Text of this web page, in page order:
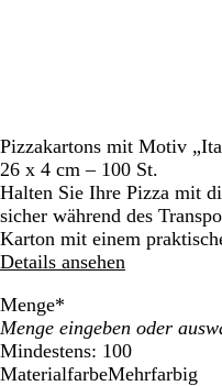
Pizzakartons mit Motiv
26 x 4 cm – 100 St.
Halten Sie Ihre Pizza mit
sicher während des
Karton mit einem
Details ansehen
Menge*
Mindestens: 100
MaterialfarbeMehrfarbig